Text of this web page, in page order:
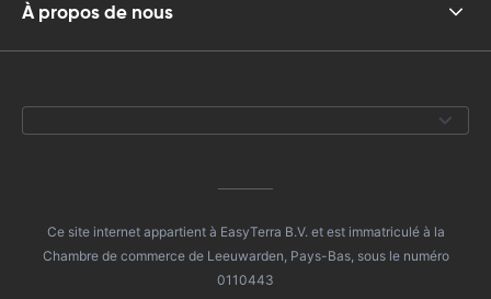
À propos de nous
Ce site internet appartient à EasyTerra B.V. et est immatriculé à la
Chambre de commerce de Leeuwarden, Pays-Bas, sous le numéro
0110443